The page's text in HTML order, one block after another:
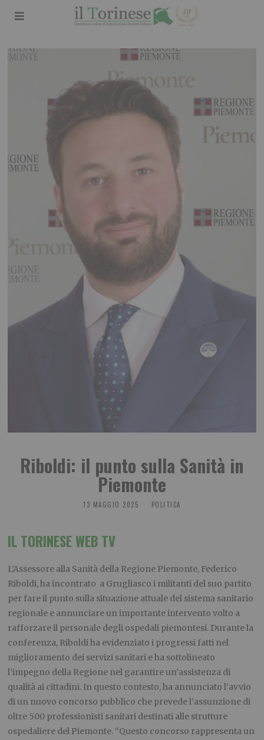
Riboldi: il punto sulla Sanità in
Piemonte
13 MAGGIO 2025 POLITICA
IL TORINESE WEB TV
L’Assessore alla Sanità della Regione Piemonte, Federico
Riboldi, ha incontrato a Grugliasco i militanti del suo partito
per fare il punto sulla situazione attuale del sistema sanitario
regionale e annunciare un importante intervento volto a
rafforzare il personale degli ospedali piemontesi. Durante la
conferenza, Riboldi ha evidenziato i progressi fatti nel
miglioramento dei servizi sanitari e ha sottolineato
l’impegno della Regione nel garantire un’assistenza di
qualità ai cittadini. In questo contesto, ha annunciato l’avvio
di un nuovo concorso pubblico che prevede l’assunzione di
oltre 500 professionisti sanitari destinati alle strutture
ospedaliere del Piemonte. “Questo concorso rappresenta un